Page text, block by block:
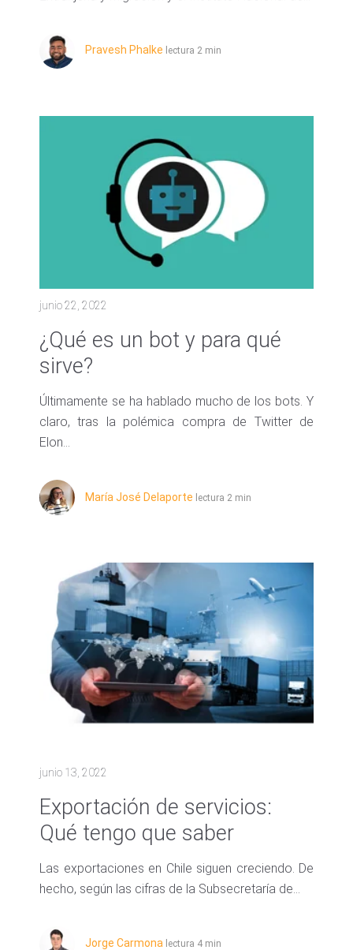
Pravesh Phalke lectura 2 min
junio 22, 2022
¿Qué es un bot y para qué
sirve?
Últimamente se ha hablado mucho de los bots. Y
claro, tras la polémica compra de Twitter de
Elon...
María José Delaporte lectura 2 min
junio 13, 2022
Exportación de servicios:
Qué tengo que saber
Las exportaciones en Chile siguen creciendo. De
hecho, según las cifras de la Subsecretaría de...
Jorge Carmona lectura 4 min